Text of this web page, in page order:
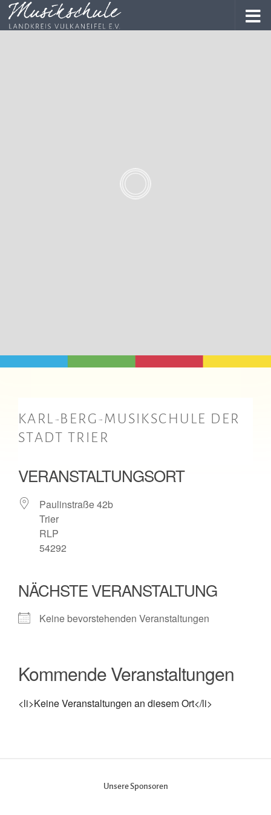
KARL-BERG-MUSIKSCHULE DER
STADT TRIER
VERANSTALTUNGSORT
Paulinstraße 42b
Trier
RLP
54292
NÄCHSTE VERANSTALTUNG
Keine bevorstehenden Veranstaltungen
Kommende Veranstaltungen
<li>Keine Veranstaltungen an diesem Ort</li>
Unsere Sponsoren